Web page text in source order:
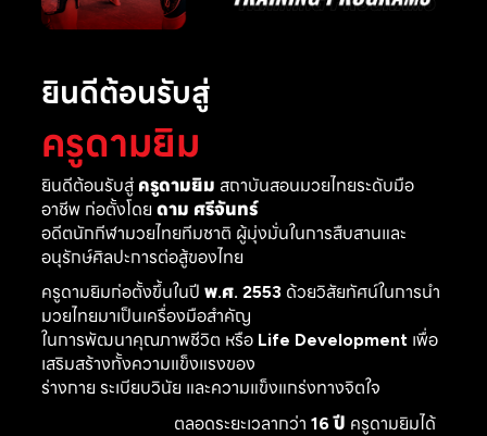
ยินดีต้อนรับสู่
ครูดามยิม
ยินดีต้อนรับสู่ ครูดามยิม สถาบันสอนมวยไทยระดับมือ
อาชีพ ก่อตั้งโดย ดาม ศรีจันทร์
อดีตนักกีฬามวยไทยทีมชาติ ผู้มุ่งมั่นในการสืบสานและ
อนุรักษ์ศิลปะการต่อสู้ของไทย
ครูดามยิมก่อตั้งขึ้นในปี พ.ศ. 2553ด้วยวิสัยทัศน์ในการนำ
มวยไทยมาเป็นเครื่องมือสำคัญ
ในการพัฒนาคุณภาพชีวิต หรือ Life Developmentเพื่อ
เสริมสร้างทั้งความแข็งแรงของ
ร่างกาย ระเบียบวินัย และความแข็งแกร่งทางจิตใจ
ตลอดระยะเวลากว่า 16 ปี ครูดามยิมได้